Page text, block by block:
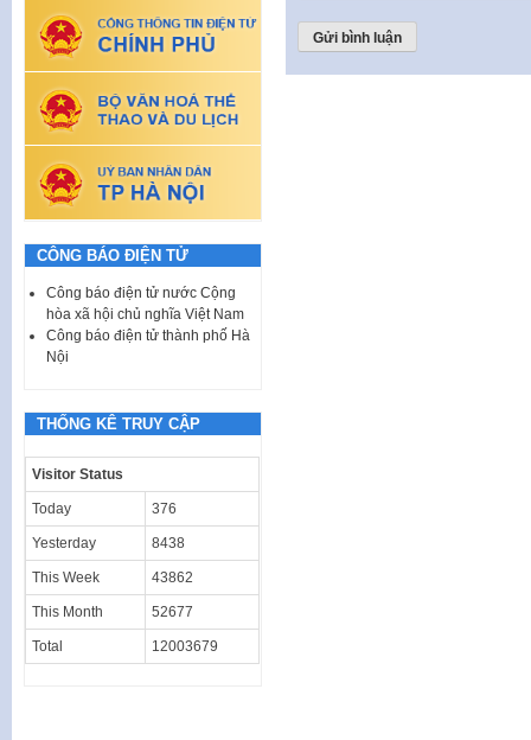
CÔNG BÁO ĐIỆN TỬ
Công báo điện tử nước Cộng
hòa xã hội chủ nghĩa Việt Nam
Công báo điện tử thành phố Hà
Nội
THỐNG KÊ TRUY CẬP
Visitor Status
Today 376
Yesterday 8438
This Week 43862
This Month 52677
Total 12003679